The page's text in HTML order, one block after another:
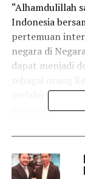
“Alhamdulillah
Indonesia
pertemuan
negara di
dapat menjadi
melalui pesan
menjelang
Dijelaskan
forum Pemuda